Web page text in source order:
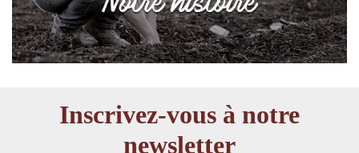
Inscrivez-vous à notre
newsletter